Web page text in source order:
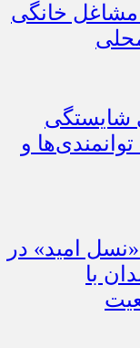
مشاغل خانگی
شایستگی
و
امید» در
با